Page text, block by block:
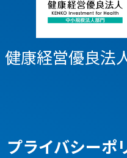
健康経営優良法
プライバシーポ